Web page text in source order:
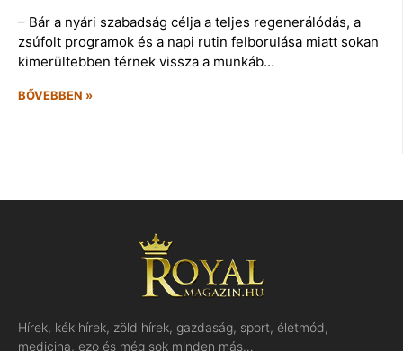
– Bár a nyári szabadság célja a teljes regenerálódás, a
zsúfolt programok és a napi rutin felborulása miatt sokan
kimerültebben térnek vissza a munkáb…
BŐVEBBEN »
Hírek, kék hírek, zöld hírek, gazdaság, sport, életmód,
medicina, ezo és még sok minden más…